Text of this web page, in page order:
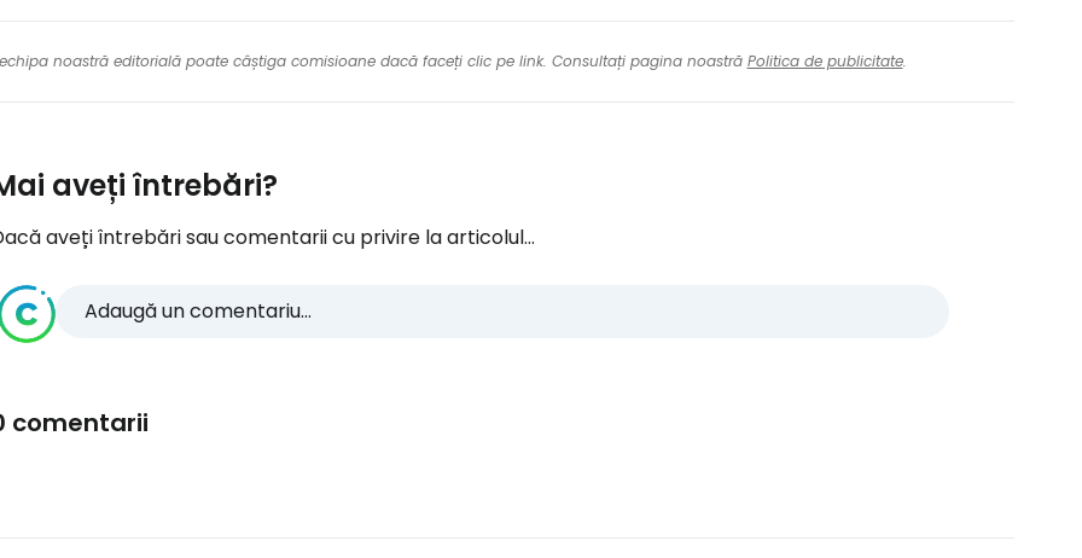
noastră editorială poate câștiga comisioane dacă faceți clic pe link. Consultați pagina noastră Politica de publicitate.
aveți întrebări?
aveți întrebări sau comentarii cu privire la articolul...
Adaugă un comentariu...
comentarii